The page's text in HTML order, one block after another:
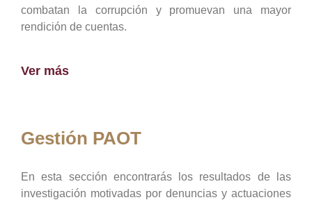
combatan la corrupción y promuevan una mayor
rendición de cuentas.
Ver más
Gestión PAOT
En esta sección encontrarás los resultados de las
investigación motivadas por denuncias y actuaciones